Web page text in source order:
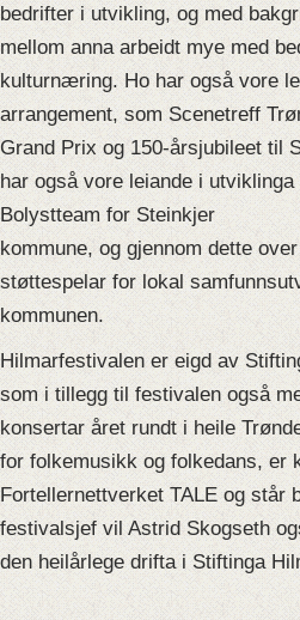
bedrifter i utvikling, og med
mellom anna arbeidt mye med
kulturnæring. Ho har også vore
arrangement, som Scenetreff
Grand Prix og 150-årsjubileet til
har også vore leiande i
Bolystteam for Steinkjer
kommune, og gjennom dette
støttespelar for lokal
kommunen.
Hilmarfestivalen er eigd av
som i tillegg til festivalen også
konsertar året rundt i heile
for folkemusikk og folkedans, er
Fortellernettverket TALE og står
festivalsjef vil Astrid Skogseth
den heilårlege drifta i Stiftinga